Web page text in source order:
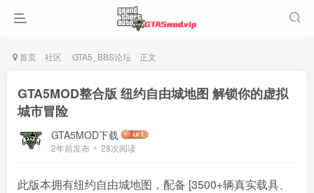
首页 社区 GTA5_BBS论坛 正文
GTA5MOD整合版 纽约自由城地图 解锁你的虚拟
城市冒险
GTA5MOD下载
2年前发布 28次阅读
此版本拥有纽约自由城地图，配备 [3500+辆真实载具、